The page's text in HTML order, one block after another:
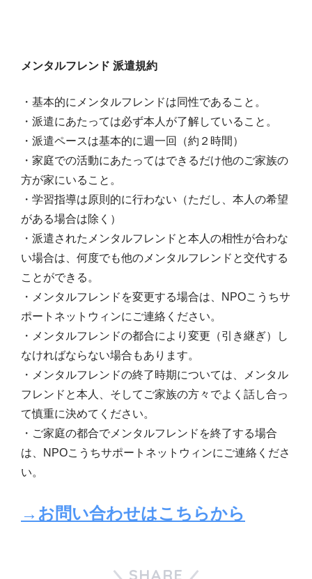
メンタルフレンド 派遣規約
・基本的にメンタルフレンドは同性であること。
・派遣にあたっては必ず本人が了解していること。
・派遣ペースは基本的に週一回（約２時間）
・家庭での活動にあたってはできるだけ他のご家族の
方が家にいること。
・学習指導は原則的に行わない（ただし、本人の希望
がある場合は除く）
・派遣されたメンタルフレンドと本人の相性が合わな
い場合は、何度でも他のメンタルフレンドと交代する
ことができる。
・メンタルフレンドを変更する場合は、NPOこうちサ
ポートネットウィンにご連絡ください。
・メンタルフレンドの都合により変更（引き継ぎ）し
なければならない場合もあります。
・メンタルフレンドの終了時期については、メンタル
フレンドと本人、そしてご家族の方々でよく話し合っ
て慎重に決めてください。
・ご家庭の都合でメンタルフレンドを終了する場合
は、NPOこうちサポートネットウィンにご連絡くださ
い。
→お問い合わせはこちらから
SHARE